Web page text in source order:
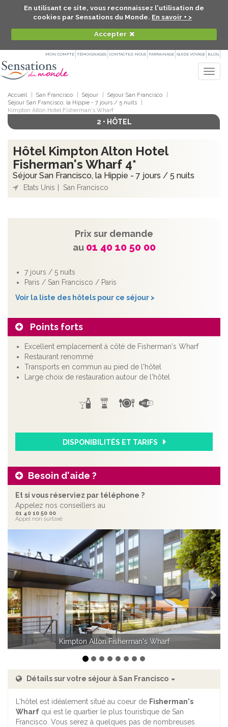
En utilisant ce site, vous reconnaissez l'utilisation de
cookies par Sensations du Monde. En savoir + >
Accepter
MON COMPTE TÉMOIGNAGES CONTACTEZ-NOUS PARRAINAGE GUIDE VOYAGE BLOG
Accueil San Francisco Séjour
Séjour San Francisco
Séjour San Francisco, la Hippie - 7 jours / 5 nuits
Kimpton Alton Hotel Fisherman's Wharf
2 • HÔTEL
Hôtel Kimpton Alton Hotel
Fisherman's Wharf 4*
Séjour San Francisco, la Hippie - 7 jours / 5 nuits
Etats Unis San Francisco
Prix sur demande
au 01 40 10 50 00
7 jours / 5 nuits
Paris / San Francisco / Paris
Voir la liste des hôtels pour ce séjour >
Points forts
Excellent emplacement à côté de Fisherman's Wharf
Restaurant renommé
Transports en commun au pied de l'hôtel
Large choix de restauration autour de l'hôtel
DISPONIBILITÉS ET TARIFS
Besoin d'aide ?
Et si vous réserviez par téléphone ?
Appelez nos conseillers au
01 40 10 50 00
Appel non surtaxé
Kimpton Alton Fisherman's Wharf
Kimpton Alton Fisherman's Wharf - Chambre avec lit King
Précédent
Détails sur votre séjour à San Francisco
L'hôtel est idéalement situé au coeur de Fisherman's
Wharf qui est le quartier le plus touristique de San
Francisco. Vous serez à quelques pas de nombreuses